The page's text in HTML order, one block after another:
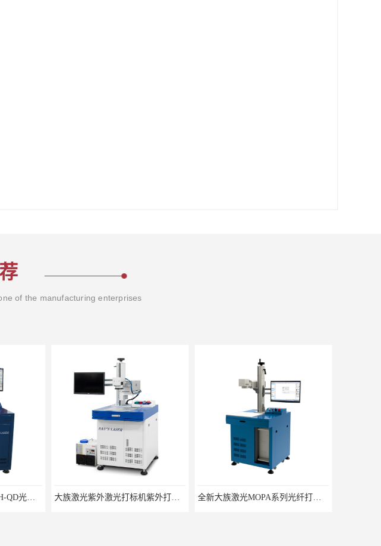
of the manufacturing enterprises
大族激光光纤打标机J20H-QD光纤激光打标机 大族激光紫外激光打标机紫外打标机3W紫外机 全新大族激光MOPA系列光纤打标机CN-20W